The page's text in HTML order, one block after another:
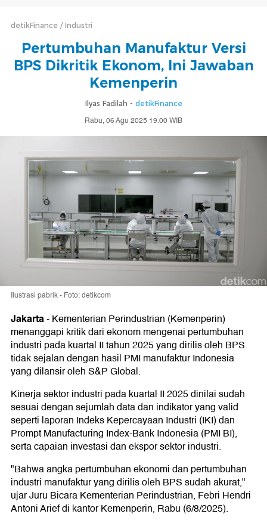
detikFinance Industri
Pertumbuhan Manufaktur Versi
BPS Dikritik Ekonom, Ini Jawaban
Kemenperin
Ilyas Fadilah - detikFinance
Rabu, 06 Agu 2025 19:00 WIB
Ilustrasi pabrik - Foto: detikcom
Jakarta-Kementerian Perindustrian (Kemenperin)
menanggapi kritik dari ekonom mengenai pertumbuhan
industri pada kuartal II tahun 2025 yang dirilis oleh BPS
tidak sejalan dengan hasil PMI manufaktur Indonesia
yang dilansir oleh S&P Global.
Kinerja sektor industri pada kuartal II 2025 dinilai sudah
sesuai dengan sejumlah data dan indikator yang valid
seperti laporan Indeks Kepercayaan Industri (IKI) dan
Prompt Manufacturing Index-Bank Indonesia (PMI BI),
serta capaian investasi dan ekspor sektor industri.
"Bahwa angka pertumbuhan ekonomi dan pertumbuhan
industri manufaktur yang dirilis oleh BPS sudah akurat,"
ujar Juru Bicara Kementerian Perindustrian, Febri Hendri
Antoni Arief di kantor Kemenperin, Rabu (6/8/2025).